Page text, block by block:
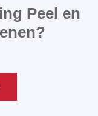
Peel en